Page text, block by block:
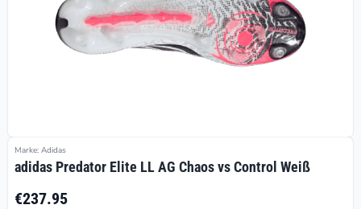
Marke: Adidas
adidas Predator Elite LL AG Chaos vs Control Weiß
€237.95